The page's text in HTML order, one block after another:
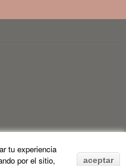
tu experiencia
por el sitio,
aceptar